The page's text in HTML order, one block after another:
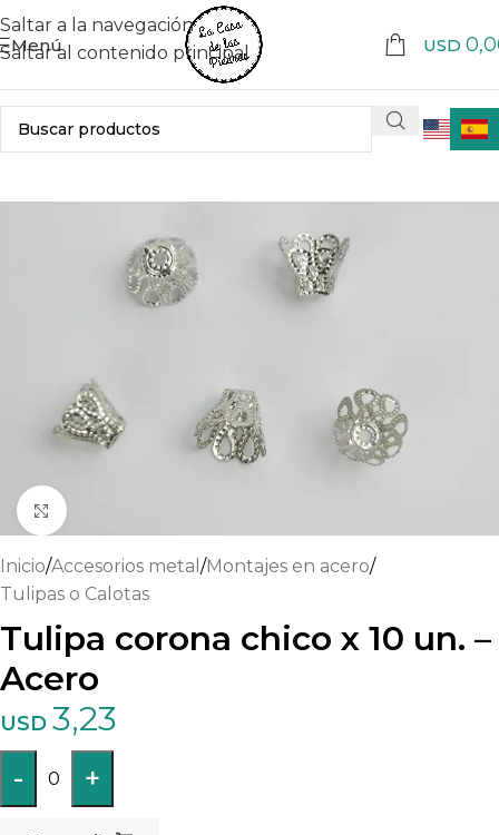
Saltar a la navegación
Saltar al contenido principal
Menú USD
Haga clic para ampliar
Inicio/Accesorios metal /Montajes en acero/
Tulipas o Calotas
Tulipa corona chico x 10 un. –
Acero
USD 3,23
- 0 +